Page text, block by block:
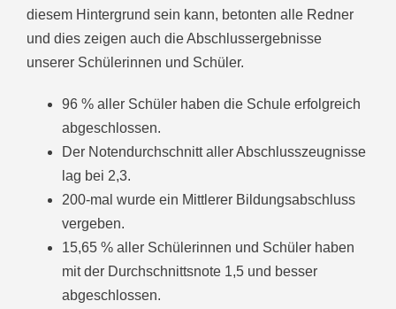
diesem Hintergrund sein kann, betonten alle Redner
und dies zeigen auch die Abschlussergebnisse
unserer Schülerinnen und Schüler.
96 % aller Schüler haben die Schule erfolgreich
abgeschlossen.
Der Notendurchschnitt aller Abschlusszeugnisse
lag bei 2,3.
200-mal wurde ein Mittlerer Bildungsabschluss
vergeben.
15,65 % aller Schülerinnen und Schüler haben
mit der Durchschnittsnote 1,5 und besser
abgeschlossen.